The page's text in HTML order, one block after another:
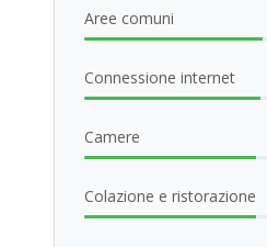
Aree comuni
Connessione internet
Camere
Colazione e ristorazione